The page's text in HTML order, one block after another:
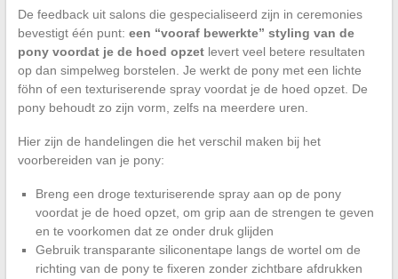
De feedback uit salons die gespecialiseerd zijn in ceremonies
bevestigt één punt: een “vooraf bewerkte” styling van de
pony voordat je de hoed opzetlevert veel betere resultaten
op dan simpelweg borstelen. Je werkt de pony met een lichte
föhn of een texturiserende spray voordat je de hoed opzet. De
pony behoudt zo zijn vorm, zelfs na meerdere uren.
Hier zijn de handelingen die het verschil maken bij het
voorbereiden van je pony:
Breng een droge texturiserende spray aan op de pony
voordat je de hoed opzet, om grip aan de strengen te geven
en te voorkomen dat ze onder druk glijden
Gebruik transparante siliconentape langs de wortel om de
richting van de pony te fixeren zonder zichtbare afdrukken